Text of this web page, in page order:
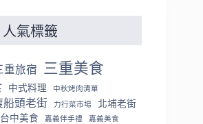
人氣標籤
重旅宿 三重美食
中式料理 中秋烤肉清單
船頭老街 力行菜市場
北埔老街
台中美食 嘉義伴手禮 嘉義美食